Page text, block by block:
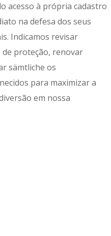
acesso à própria cadastro
na defesa dos seus
Indicamos revisar
proteção, renovar
sämtliche os
para maximizar a
em nossa